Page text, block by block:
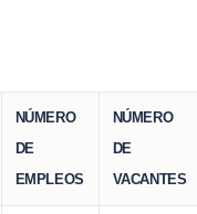
NÚMERO
DE
EMPLEOS
NÚMERO
DE
VACANTES